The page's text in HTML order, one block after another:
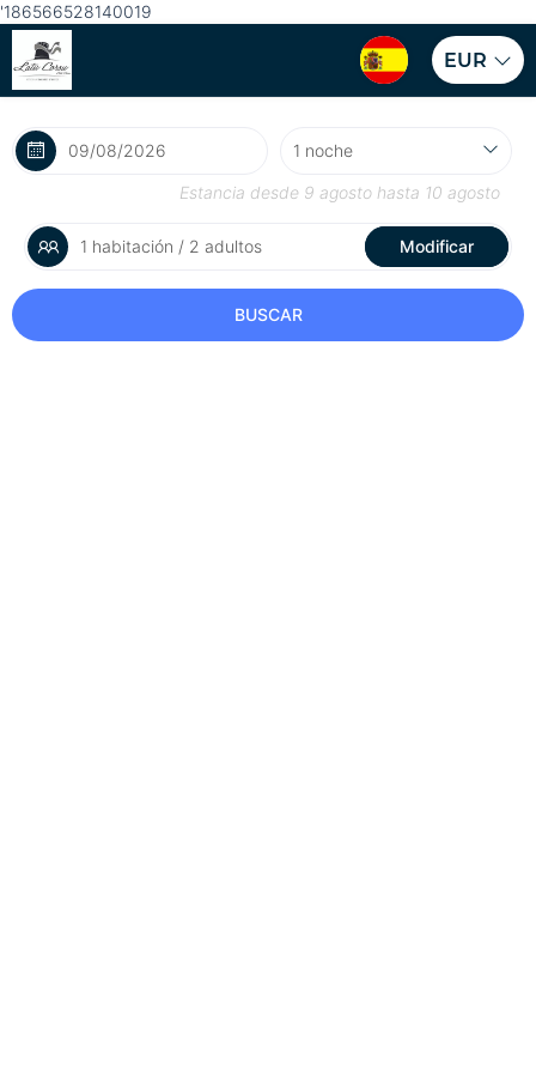
'186566528140019
EUR
Estancia desde 9 agosto hasta 10 agosto
1 habitación / 2 adultos Modificar